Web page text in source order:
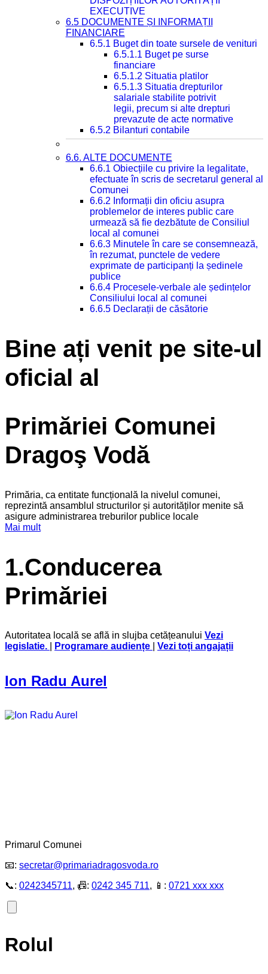
EXECUTIVE
6.5 DOCUMENTE ȘI INFORMAȚII
FINANCIARE
6.5.1 Buget din toate sursele de venituri
6.5.1.1 Buget pe surse
financiare
6.5.1.2 Situatia platilor
6.5.1.3 Situatia drepturilor
salariale stabilite potrivit
legii, precum si alte drepturi
prevazute de acte normative
6.5.2 Bilanturi contabile
6.6. ALTE DOCUMENTE
6.6.1 Obiecțiile cu privire la legalitate,
efectuate în scris de secretarul general al
Comunei
6.6.2 Informații din oficiu asupra
problemelor de interes public care
urmează să fie dezbătute de Consiliul
local al comunei
6.6.3 Minutele în care se consemnează,
în rezumat, punctele de vedere
exprimate de participanți la ședinele
publice
6.6.4 Procesele-verbale ale ședințelor
Consiliului local al comunei
6.6.5 Declarații de căsătorie
Bine ați venit pe site-ul
oficial al
Primăriei Comunei
Dragoş Vodă
Primăria, ca entitate funcțională la nivelul comunei,
reprezintă ansamblul structurilor și autorităților menite să
asigure administrarea treburilor publice locale
Mai mult
1.Conducerea
Primăriei
Autoritatea locală se află in slujba cetățeanului Vezi
legislatie. Programare audiențe Vezi toți angajații
Ion Radu Aurel
Primarul Comunei
📧: secretar@primariadragosvoda.ro
📞: 0242345711, 📠: 0242 345 711, 📱: 0721 xxx xxx
Rolul